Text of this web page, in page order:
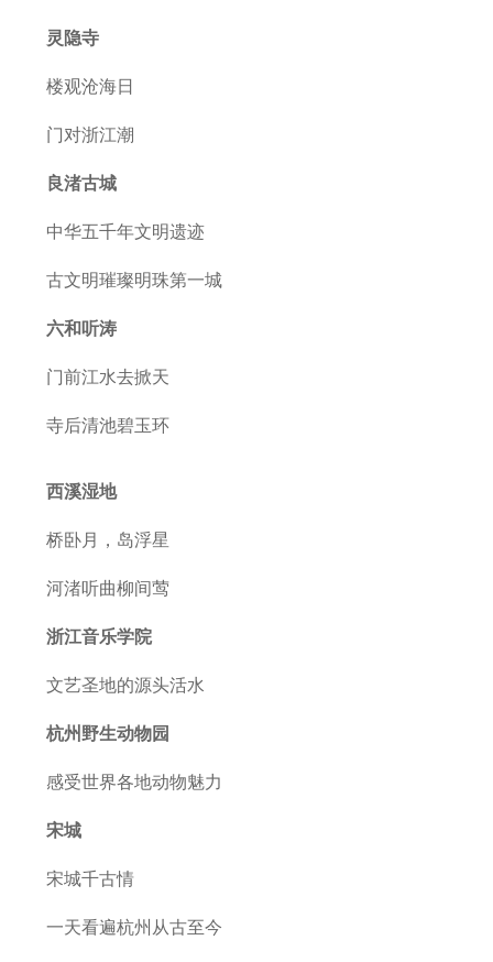
灵隐寺
楼观沧海日
门对浙江潮
良渚古城
中华五千年文明遗迹
古文明璀璨明珠第一城
六和听涛
门前江水去掀天
寺后清池碧玉环
西溪湿地
桥卧月，岛浮星
河渚听曲柳间莺
浙江音乐学院
文艺圣地的源头活水
杭州野生动物园
感受世界各地动物魅力
宋城
宋城千古情
一天看遍杭州从古至今